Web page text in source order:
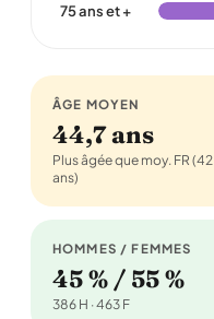
75 ans et +
ÂGE MOYEN
44,7 ans
Plus âgée que moy. FR (42
ans)
HOMMES / FEMMES
45 % / 55 %
386 H · 463 F